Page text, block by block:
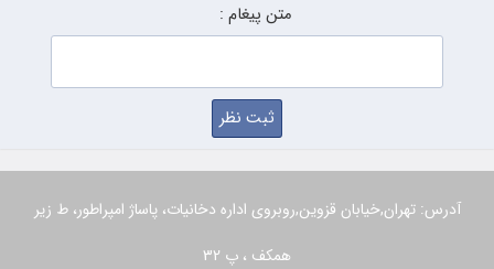
متن پیغام :
آدرس: تهران,خیابان قزوین,روبروی اداره دخانیات، پاساژ امپراطور، ط زیر
همکف ، پ 32